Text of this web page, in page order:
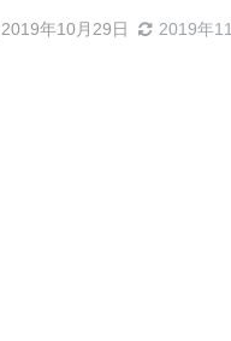
2019年10月29日 2019年